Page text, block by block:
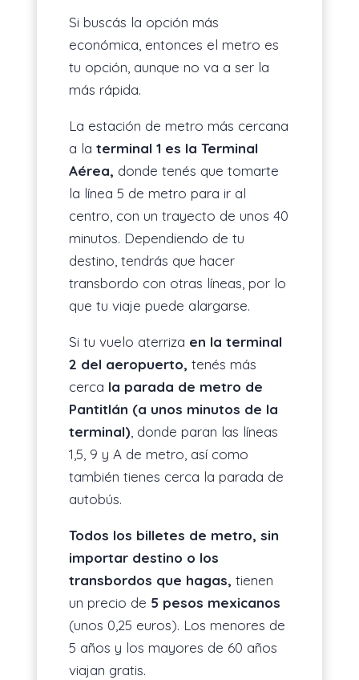
Si buscás la opción más
económica, entonces el metro es
tu opción, aunque no va a ser la
más rápida.
La estación de metro más cercana
a la terminal 1 es la Terminal
Aérea, donde tenés que tomarte
la línea 5 de metro para ir al
centro, con un trayecto de unos 40
minutos. Dependiendo de tu
destino, tendrás que hacer
transbordo con otras líneas, por lo
que tu viaje puede alargarse.
Si tu vuelo aterriza en la terminal
2 del aeropuerto, tenés más
cerca la parada de metro de
Pantitlán (a unos minutos de la
terminal) , donde paran las líneas
1,5, 9 y A de metro, así como
también tienes cerca la parada de
autobús.
Todos los billetes de metro, sin
importar destino o los
transbordos que hagas, tienen
un precio de 5 pesos mexicanos
(unos 0,25 euros). Los menores de
5 años y los mayores de 60 años
viajan gratis.